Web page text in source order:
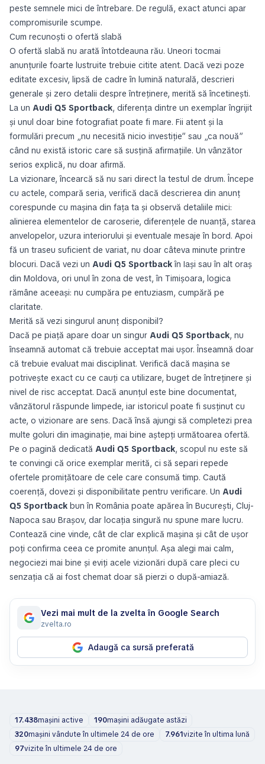
peste semnele mici de întrebare. De regulă, exact atunci apar
compromisurile scumpe.
Cum recunoști o ofertă slabă
O ofertă slabă nu arată întotdeauna rău. Uneori tocmai
anunțurile foarte lustruite trebuie citite atent. Dacă vezi poze
editate excesiv, lipsă de cadre în lumină naturală, descrieri
generale și zero detalii despre întreținere, merită să încetinești.
La un Audi Q5 Sportback, diferența dintre un exemplar îngrijit
și unul doar bine fotografiat poate fi mare. Fii atent și la
formulări precum „nu necesită nicio investiție” sau „ca nouă”
când nu există istoric care să susțină afirmațiile. Un vânzător
serios explică, nu doar afirmă.
La vizionare, încearcă să nu sari direct la testul de drum. Începe
cu actele, compară seria, verifică dacă descrierea din anunț
corespunde cu mașina din fața ta și observă detaliile mici:
alinierea elementelor de caroserie, diferențele de nuanță, starea
anvelopelor, uzura interiorului și eventuale mesaje în bord. Apoi
fă un traseu suficient de variat, nu doar câteva minute printre
blocuri. Dacă vezi un Audi Q5 Sportbackîn Iași sau în alt oraș
din Moldova, ori unul în zona de vest, în Timișoara, logica
rămâne aceeași: nu cumpăra pe entuziasm, cumpără pe
claritate.
Merită să vezi singurul anunț disponibil?
Dacă pe piață apare doar un singur Audi Q5 Sportback, nu
înseamnă automat că trebuie acceptat mai ușor. Înseamnă doar
că trebuie evaluat mai disciplinat. Verifică dacă mașina se
potrivește exact cu ce cauți ca utilizare, buget de întreținere și
nivel de risc acceptat. Dacă anunțul este bine documentat,
vânzătorul răspunde limpede, iar istoricul poate fi susținut cu
acte, o vizionare are sens. Dacă însă ajungi să completezi prea
multe goluri din imaginație, mai bine aștepți următoarea ofertă.
Pe o pagină dedicată Audi Q5 Sportback, scopul nu este să
te convingi că orice exemplar merită, ci să separi repede
ofertele promițătoare de cele care consumă timp. Caută
coerență, dovezi și disponibilitate pentru verificare. Un Audi
Q5 Sportback bun în România poate apărea în București, Cluj-
Napoca sau Brașov, dar locația singură nu spune mare lucru.
Contează cine vinde, cât de clar explică mașina și cât de ușor
poți confirma ceea ce promite anunțul. Așa alegi mai calm,
negociezi mai bine și eviți acele vizionări după care pleci cu
senzația că ai fost chemat doar să pierzi o după-amiază.
Vezi mai mult de la zvelta în Google Search
zvelta.ro
Adaugă ca sursă preferată
17.438mașini active 190mașini adăugate astăzi
320mașini vândute în ultimele 24 de ore 7.961vizite în ultima lună
97vizite în ultimele 24 de ore